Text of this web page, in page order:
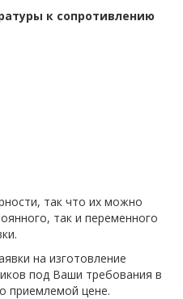
к сопротивлению
так что их можно
так и переменного
на изготовление
под Ваши требования в
приемлемой цене.